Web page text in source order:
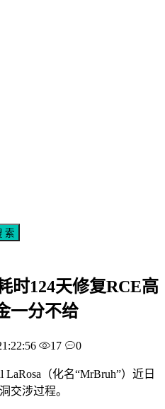
索
时124天修复RCE高
一分不给
17 0
（化名“MrBruh”）近日
交涉过程。